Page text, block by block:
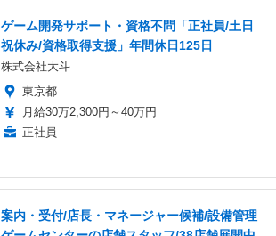
ゲーム開発サポート・資格不問「正社員/土日
祝休み/資格取得支援」年間休日125日
株式会社大斗
東京都
月給30万2,300円～40万円
正社員
案内・受付/店長・マネージャー候補/設備管理